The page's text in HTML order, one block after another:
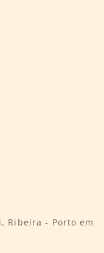
Ribeira - Porto em